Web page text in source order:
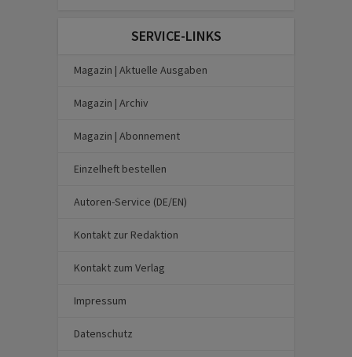
SERVICE-LINKS
Magazin | Aktuelle Ausgaben
Magazin | Archiv
Magazin | Abonnement
Einzelheft bestellen
Autoren-Service (DE/EN)
Kontakt zur Redaktion
Kontakt zum Verlag
Impressum
Datenschutz